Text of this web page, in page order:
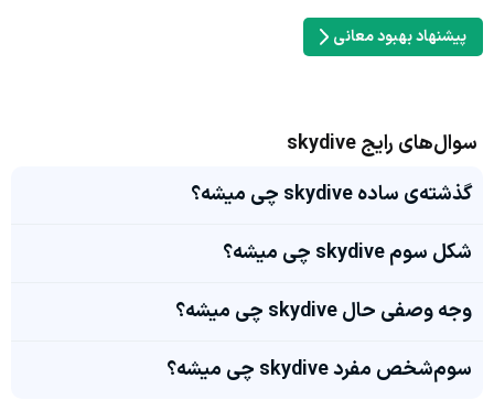
پیشنهاد بهبود معانی
سوال‌های رایج skydive
گذشته‌ی ساده skydive چی میشه؟
شکل سوم skydive چی میشه؟
وجه وصفی حال skydive چی میشه؟
سوم‌شخص مفرد skydive چی میشه؟